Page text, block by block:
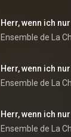
Herr, wenn ich
Herr, wenn ich
Herr, wenn ich